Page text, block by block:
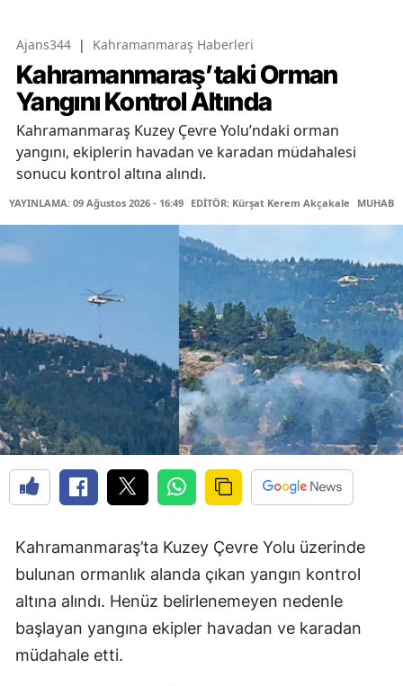
Ajans344 | Kahramanmaraş Haberleri
Kahramanmaraş’taki Orman
Yangını Kontrol Altında
Kahramanmaraş Kuzey Çevre Yolu’ndaki orman
yangını, ekiplerin havadan ve karadan müdahalesi
sonucu kontrol altına alındı.
YAYINLAMA: 09 Ağustos 2026 - 16:49 EDİTÖR: Kürşat Kerem Akçakale
Kahramanmaraş’ta Kuzey Çevre Yolu üzerinde
bulunan ormanlık alanda çıkan yangın kontrol
altına alındı. Henüz belirlenemeyen nedenle
başlayan yangına ekipler havadan ve karadan
müdahale etti.